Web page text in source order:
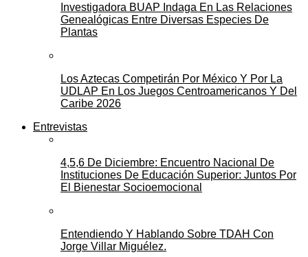
Investigadora BUAP Indaga En Las Relaciones
Genealógicas Entre Diversas Especies De
Plantas
Los Aztecas Competirán Por México Y Por La
UDLAP En Los Juegos Centroamericanos Y Del
Caribe 2026
Entrevistas
4,5,6 De Diciembre: Encuentro Nacional De
Instituciones De Educación Superior: Juntos Por
El Bienestar Socioemocional
Entendiendo Y Hablando Sobre TDAH Con
Jorge Villar Miguélez.